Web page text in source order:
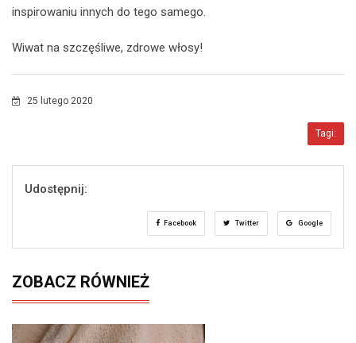
inspirowaniu innych do tego samego.
Wiwat na szczęśliwe, zdrowe włosy!
25 lutego 2020
Tagi:
Udostępnij:
Facebook Twitter Google
ZOBACZ RÓWNIEŻ